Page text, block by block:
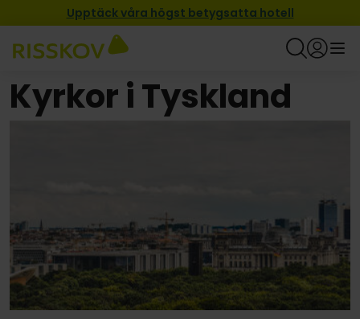
Upptäck våra högst betygsatta hotell
Kyrkor i Tyskland